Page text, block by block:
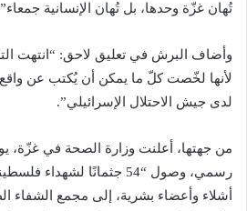
تُهان غزّة وحدها، بل تُهان الإنسانية
وأضاف البرش في تعليق لاحق: “انتهت
لأنها لخّصت كلّ ما يمكن أن يُكتب عن واقع
لدى جيش الاحتلال الإسرائيلي”.
من جهتها، أعلنت وزارة الصحة في غزّة،
أشلاء وأعضاء بشرية، إلى مجمع الشفاء